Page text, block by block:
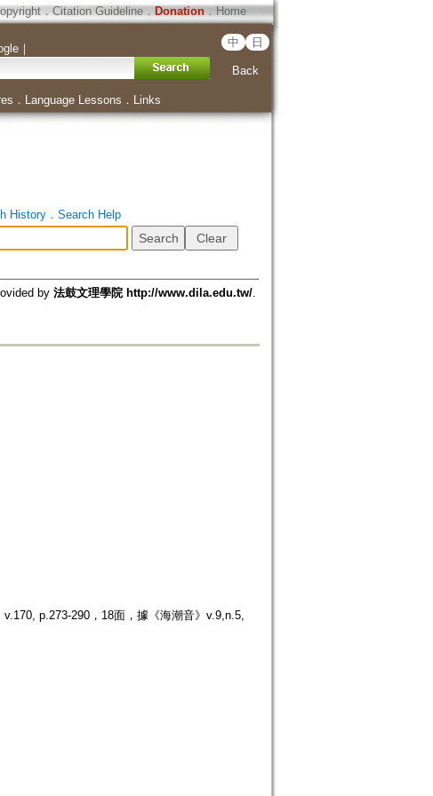
．Citation Guideline． Donation．Home
｜ 中 日
Back
． Language Lessons ． Links
History． Search Help
by 法鼓文理學院 http://www.dila.edu.tw/.
p.273-290，18面，據《海潮音》v.9,n.5,